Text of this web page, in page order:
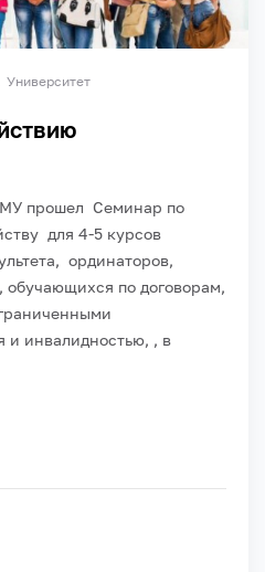
Университет
прошел Семинар по
для 4-5 курсов
ординаторов,
обучающихся по договорам,
и инвалидностью, , в